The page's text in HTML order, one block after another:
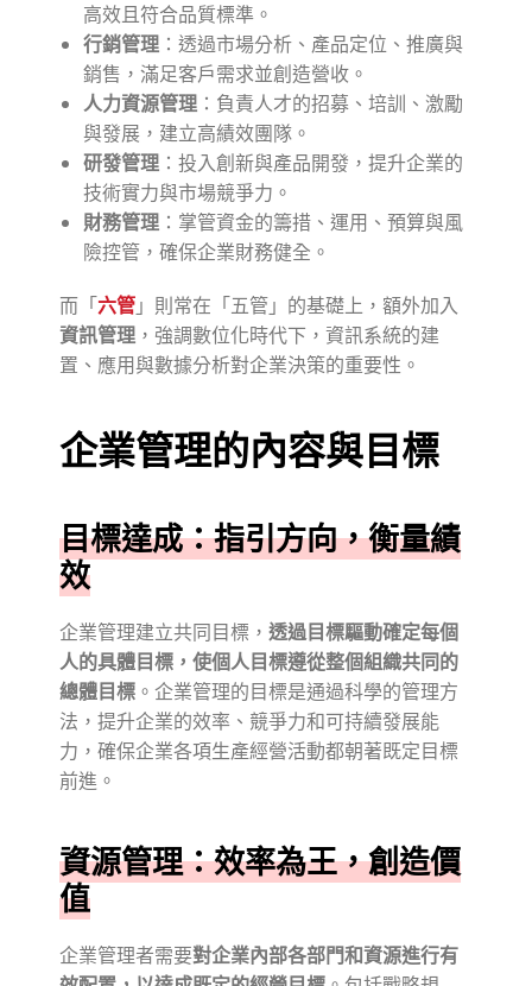
高效且符合品質標準。
行銷管理 ：透過市場分析、產品定位、推廣與
銷售，滿足客戶需求並創造營收。
人力資源管理 ：負責人才的招募、培訓、激勵
與發展，建立高績效團隊。
研發管理 ：投入創新與產品開發，提升企業的
技術實力與市場競爭力。
財務管理 ：掌管資金的籌措、運用、預算與風
險控管，確保企業財務健全。
而「六管」則常在「五管」的基礎上，額外加入
資訊管理 ，強調數位化時代下，資訊系統的建
置、應用與數據分析對企業決策的重要性。
企業管理的內容與目標
目標達成：指引方向，衡量績
效
企業管理建立共同目標， 透過目標驅動確定每個
人的具體目標，使個人目標遵從整個組織共同的
總體目標 。企業管理的目標是通過科學的管理方
法，提升企業的效率、競爭力和可持續發展能
力，確保企業各項生產經營活動都朝著既定目標
前進。
資源管理：效率為王，創造價
值
企業管理者需要對企業內部各部門和資源進行有